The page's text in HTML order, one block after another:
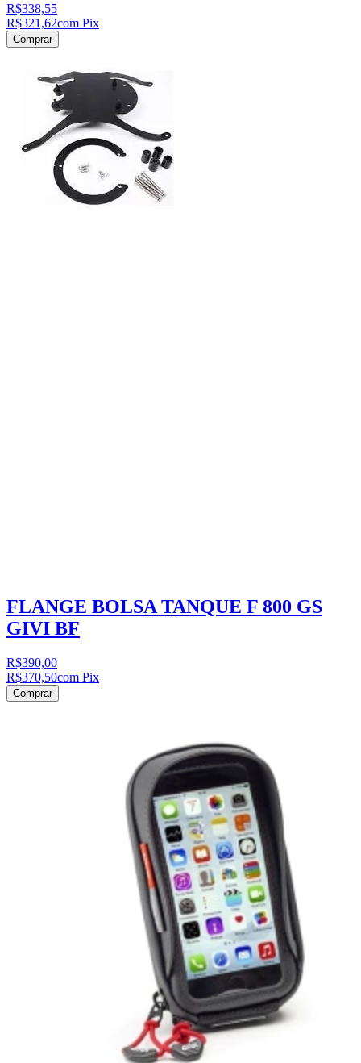
R$338,55
R$321,62com Pix
Comprar
FLANGE BOLSA TANQUE F 800 GS
GIVI BF
R$390,00
R$370,50com Pix
Comprar